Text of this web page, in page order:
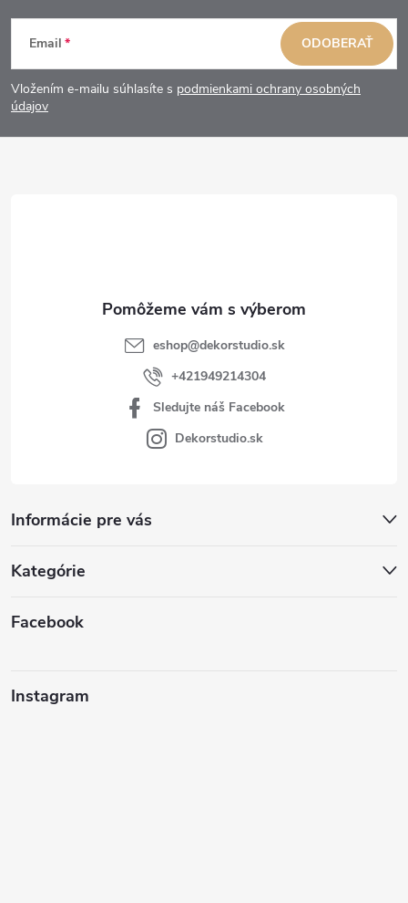
Z
á
p
Email
Vložením e-mailu súhlasíte s podmienkami ochrany osobných
údajov
ODOBERAŤ
Informácie pre vás
Kategórie
Facebook
Instagram
eshop@dekorstudio.sk
+421949214304
Sledujte náš Facebook
Dekorstudio.sk